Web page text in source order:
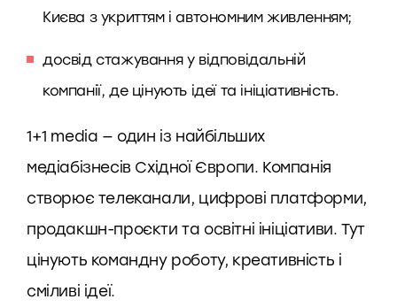
Києва з укриттям і автономним живленням;
досвід стажування у відповідальній
компанії, де цінують ідеї та ініціативність.
1+1 media — один із найбільших
медіабізнесів Східної Європи. Компанія
створює телеканали, цифрові платформи,
продакшн-проєкти та освітні ініціативи. Тут
цінують командну роботу, креативність і
сміливі ідеї.